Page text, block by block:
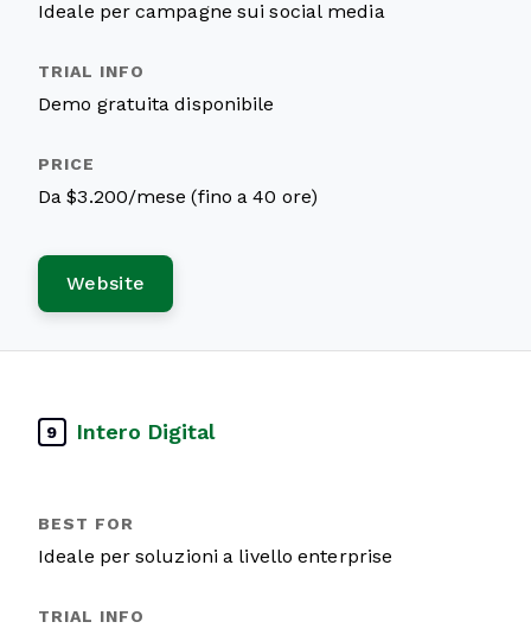
Ideale per campagne sui social media
Demo gratuita disponibile
Da $3.200/mese (fino a 40 ore)
Website
9 Intero Digital
Ideale per soluzioni a livello enterprise